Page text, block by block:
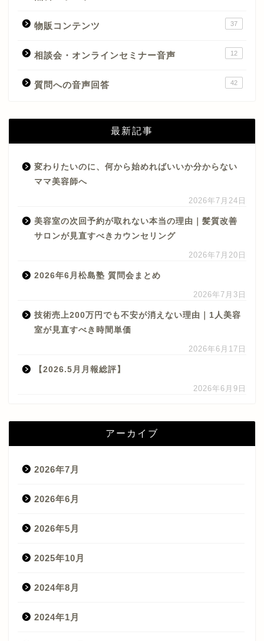
物販コンテンツ 37
相談会・オンラインセミナー音声 12
質問への音声回答 42
最新記事
変わりたいのに、何から始めればいいか分からない
ママ美容師へ
2026年7月24日
美容室の次回予約が取れない本当の理由｜髪質改善
サロンが見直すべきカウンセリング
2026年7月20日
2026年6月松島塾 質問会まとめ
2026年7月3日
技術売上200万円でも不安が消えない理由｜1人美容
室が見直すべき時間単価
2026年6月17日
【2026.5月月報総評】
2026年6月9日
アーカイブ
2026年7月
2026年6月
2026年5月
2025年10月
2024年8月
2024年1月